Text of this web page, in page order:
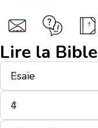
Lire la Bible